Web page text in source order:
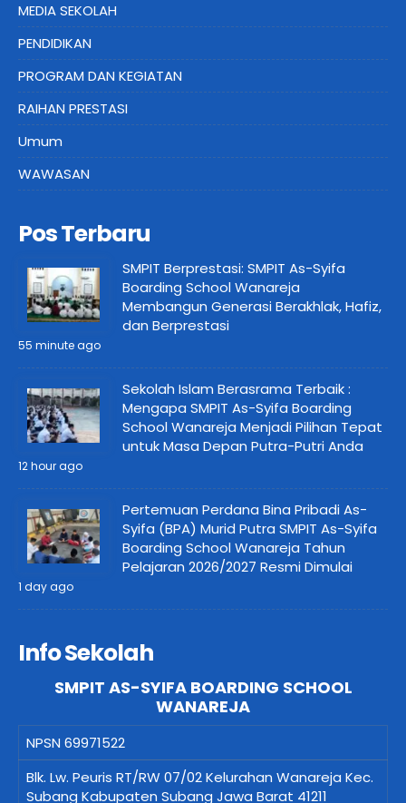
MEDIA SEKOLAH
PENDIDIKAN
PROGRAM DAN KEGIATAN
RAIHAN PRESTASI
Umum
WAWASAN
Pos Terbaru
SMPIT Berprestasi: SMPIT As-Syifa
Boarding School Wanareja
Membangun Generasi Berakhlak, Hafiz,
dan Berprestasi
55 minute ago
Sekolah Islam Berasrama Terbaik :
Mengapa SMPIT As-Syifa Boarding
School Wanareja Menjadi Pilihan Tepat
untuk Masa Depan Putra-Putri Anda
12 hour ago
Pertemuan Perdana Bina Pribadi As-
Syifa (BPA) Murid Putra SMPIT As-Syifa
Boarding School Wanareja Tahun
Pelajaran 2026/2027 Resmi Dimulai
1 day ago
Info Sekolah
SMPIT AS-SYIFA BOARDING SCHOOL
WANAREJA
NPSN 69971522
Blk. Lw. Peuris RT/RW 07/02 Kelurahan Wanareja Kec.
Subang Kabupaten Subang Jawa Barat 41211